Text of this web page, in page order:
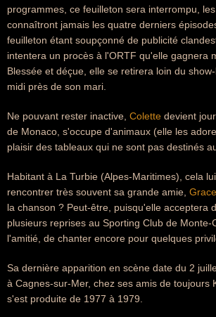
programmes, ce feuilleton sera interrompu,
connaîtront jamais les quatre derniers
feuilleton étant soupçonné de publicité
intentera un procès à l'ORTF qu'elle gagnera
Blessée et déçue, elle se retirera loin du
midi près de son mari.
Ne pouvant rester inactive, Colette devient
de Monaco, s'occupe d'animaux (elle les
plaisir des tableaux qui ne sont pas destinés
Habitant à La Turbie (Alpes-Maritimes), cela
rencontrer très souvent sa grande amie,
la chanson ? Peut-être, puisqu'elle acceptera
plusieurs reprises au Sporting Club de Monte-
l'amitié, de chanter encore pour quelques
Sa dernière apparition en scène date du 2
à Cagnes-sur-Mer, chez ses amis de toujours
s'est produite de 1977 à 1979.